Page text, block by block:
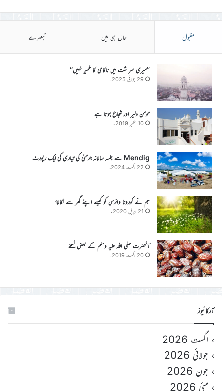
مقبول حال ہی میں تبصرے
’’میری سر شت میں ناکامی کا خمیر نہیں‘‘
29 جولائی 2025ء
مومن دلیر اور شجاع ہوتا ہے
10 ستمبر 2019ء
Mendig سے جلسہ سالانہ جرمنی کی تیاری کی ایک رپورٹ
22 اگست 2024ء
ہم نے کورونا وائرس کو کیسے اپنے گھر سے نکالا؟
21 اپریل 2020ء
آنحضرت صلی اللہ علیہ وسلم کے بعض نسخے
20 اگست 2019ء
آرکائیوز
اگست 2026
جولائی 2026
جون 2026
مئی 2026